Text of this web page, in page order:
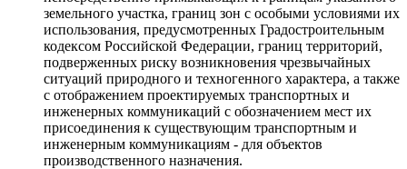
земельного участка, границ зон с особыми условиями их
использования, предусмотренных Градостроительным
кодексом Российской Федерации, границ территорий,
подверженных риску возникновения чрезвычайных
ситуаций природного и техногенного характера, а также
с отображением проектируемых транспортных и
инженерных коммуникаций с обозначением мест их
присоединения к существующим транспортным и
инженерным коммуникациям - для объектов
производственного назначения.